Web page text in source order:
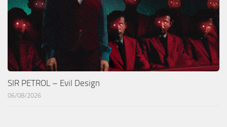
SIR PETROL – Evil Design
06/08/2026